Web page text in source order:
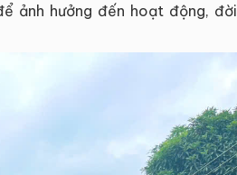
ảnh hưởng đến hoạt động, đời